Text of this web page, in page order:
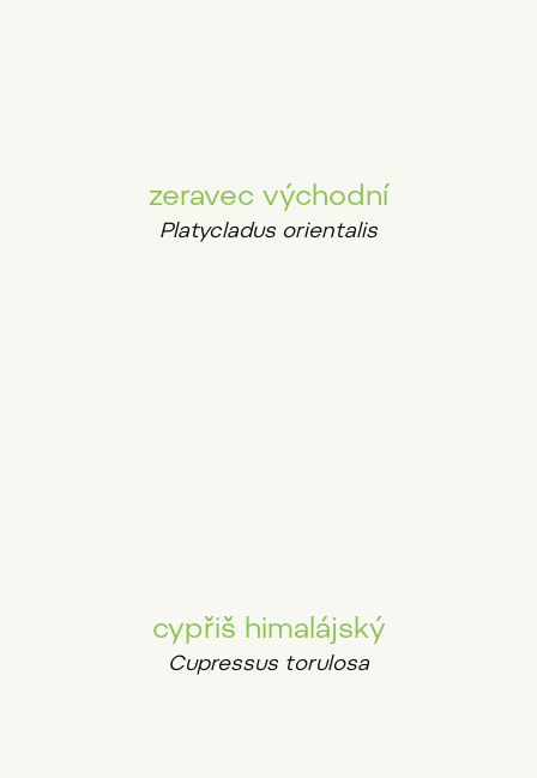
zeravec východní
Platycladus orientalis
cypřiš himalájský
Cupressus torulosa